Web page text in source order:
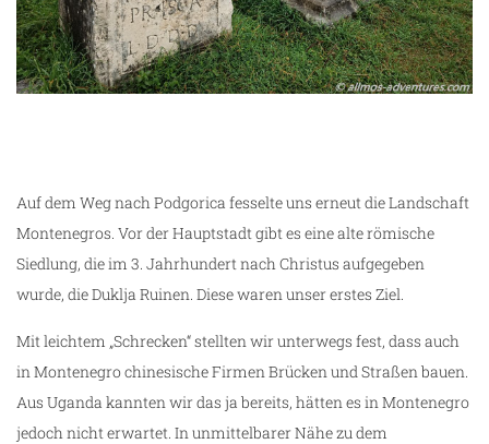
Auf dem Weg nach Podgorica fesselte uns erneut die Landschaft
Montenegros. Vor der Hauptstadt gibt es eine alte römische
Siedlung, die im 3. Jahrhundert nach Christus aufgegeben
wurde, die Duklja Ruinen. Diese waren unser erstes Ziel.
Mit leichtem „Schrecken“ stellten wir unterwegs fest, dass auch
in Montenegro chinesische Firmen Brücken und Straßen bauen.
Aus Uganda kannten wir das ja bereits, hätten es in Montenegro
jedoch nicht erwartet. In unmittelbarer Nähe zu dem